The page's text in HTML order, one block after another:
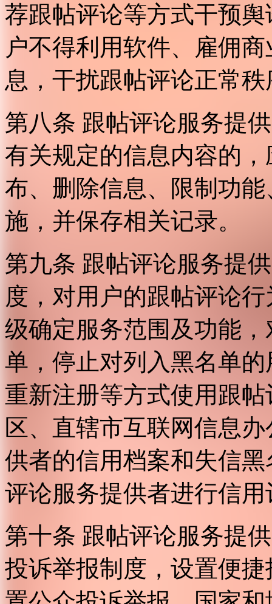
荐跟帖评论等方式干预
户不得利用软件、雇佣
息，干扰跟帖评论正常
第八条 跟帖评论服务提
有关规定的信息内容的
布、删除信息、限制功
施，并保存相关记录。
第九条 跟帖评论服务提
度，对用户的跟帖评论
级确定服务范围及功能
单，停止对列入黑名单
重新注册等方式使用跟
区、直辖市互联网信息
供者的信用档案和失信
评论服务提供者进行信用
第十条 跟帖评论服务提
投诉举报制度，设置便